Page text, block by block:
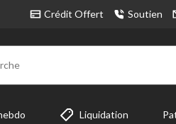
Crédit Offert Soutien
Liquidation